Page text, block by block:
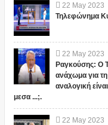
22 May 2023
Τηλεφώνημα
22 May 2023
Ραγκούσης: Ο
ανάχωμα για
αναλογική
μεσα ...;.
22 May 2023